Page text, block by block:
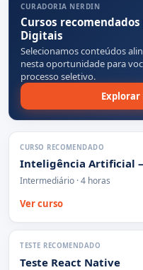
CURADORIA NERDIN
Cursos
Digitais
Selecionamos conteúdos
nesta oportunidade para
processo seletivo.
Explorar
CURSO RECOMENDADO
Inteligência Artificial —
Intermediário · 4 horas
Ver curso
TESTE RECOMENDADO
Teste React Native